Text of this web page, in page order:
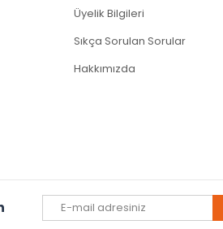
Üyelik Bilgileri
Sıkça Sorulan Sorular
Hakkımızda